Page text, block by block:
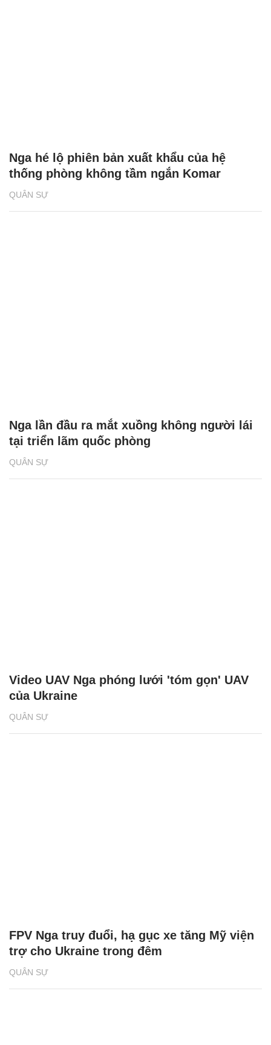
QUÂN SỰ
Nga hé lộ phiên bản xuất khẩu của hệ
thống phòng không tầm ngắn Komar
QUÂN SỰ
Nga lần đầu ra mắt xuồng không người lái
tại triển lãm quốc phòng
QUÂN SỰ
Video UAV Nga phóng lưới 'tóm gọn' UAV
của Ukraine
QUÂN SỰ
FPV Nga truy đuổi, hạ gục xe tăng Mỹ viện
trợ cho Ukraine trong đêm